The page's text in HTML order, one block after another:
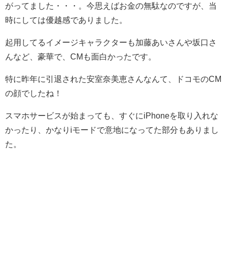
がってました・・・。今思えばお金の無駄なのですが、当
時にしては優越感でありました。
起用してるイメージキャラクターも加藤あいさんや坂口さ
んなど、豪華で、CMも面白かったです。
特に昨年に引退された安室奈美恵さんなんて、ドコモのCM
の顔でしたね！
スマホサービスが始まっても、すぐにiPhoneを取り入れな
かったり、かなりiモードで意地になってた部分もありまし
た。